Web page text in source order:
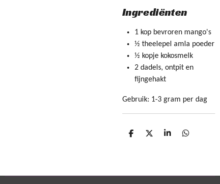
Ingrediënten
1 kop bevroren mango's
½ theelepel amla poeder
½ kopje kokosmelk
2 dadels, ontpit en
fijngehakt
Gebruik: 1-3 gram per dag
D
D
S
D